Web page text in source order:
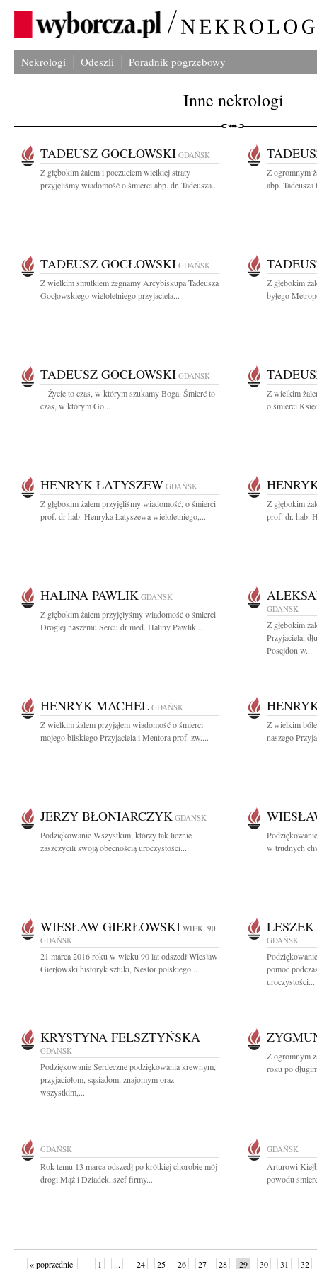
Nekrologi Odeszli Poradnik pogrzebowy
Inne nekrologi
TADEUSZ GOCŁOWSKI GDAŃSK
Z głębokim żalem i poczuciem wielkiej straty
przyjęliśmy wiadomość o śmierci abp. dr. Tadeusza...
Z ogromnym
abp.
TADEUSZ GOCŁOWSKI GDAŃSK
Z wielkim smutkiem żegnamy Arcybiskupa Tadeusza
Gocłowskiego wieloletniego przyjaciela...
Z głębokim
byłego
TADEUSZ GOCŁOWSKI GDAŃSK
Życie to czas, w którym szukamy Boga. Śmierć to
czas, w którym Go...
Z wielkim
o śmierci
HENRYK ŁATYSZEW GDAŃSK
Z głębokim żalem przyjęliśmy wiadomość, o śmierci
prof. dr hab. Henryka Łatyszewa wieloletniego,...
Z głębokim
prof. dr. hab.
HALINA PAWLIK GDAŃSK
Z głębokim żalem przyjęłyśmy wiadomość o śmierci
Drogiej naszemu Sercu dr med. Haliny Pawlik...
GDAŃSK
Z głębokim
Przyjaciela,
Posejdon w...
HENRYK MACHEL GDAŃSK
Z wielkim żalem przyjąłem wiadomość o śmierci
mojego bliskiego Przyjaciela i Mentora prof. zw....
Z wielkim
naszego
JERZY BŁONIARCZYK GDAŃSK
Podziękowanie Wszystkim, którzy tak licznie
zaszczycili swoją obecnością uroczystości...
w trudnych
WIESŁAW GIERŁOWSKI WIEK: 90
GDAŃSK
21 marca 2016 roku w wieku 90 lat odszedł Wiesław
Gierłowski historyk sztuki, Nestor polskiego...
GDAŃSK
pomoc
uroczystości...
KRYSTYNA FELSZTYŃSKA
GDAŃSK
Podziękowanie Serdeczne podziękowania krewnym,
przyjaciołom, sąsiadom, znajomym oraz
wszystkim,...
Z ogromnym
roku po
GDAŃSK
Rok temu 13 marca odszedł po krótkiej chorobie mój
drogi Mąż i Dziadek, szef firmy...
GDAŃSK
Arturowi
powodu
« poprzednie 1 ... 24 25 26 27 28 29 30 31 32